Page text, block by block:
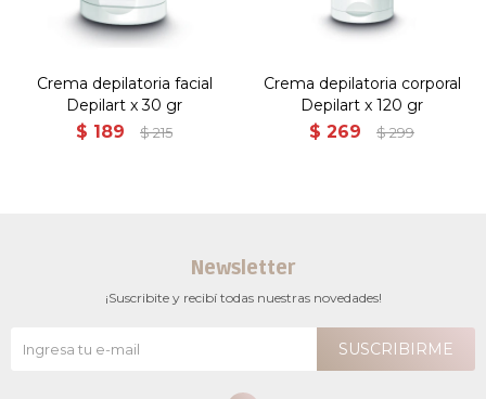
Crema depilatoria facial
Depilart x 30 gr
$ 189 $ 215
Crema depilatoria corporal
Depilart x 120 gr
$ 269 $ 299
Newsletter
¡Suscribite y recibí todas nuestras novedades!
SUSCRIBIRME